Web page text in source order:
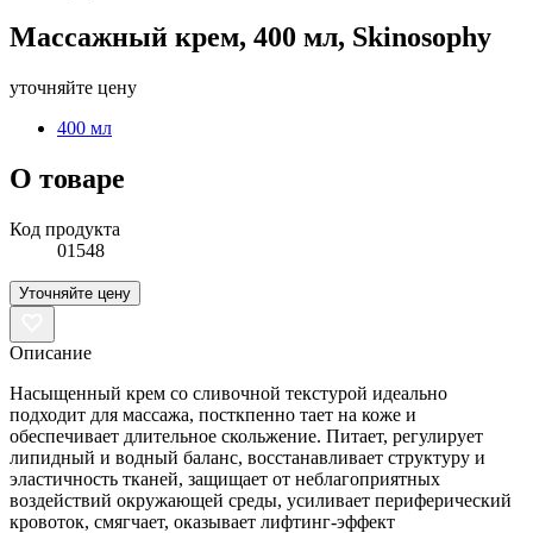
Массажный крем, 400 мл, Skinosophy
уточняйте цену
400 мл
О товаре
Код продукта
01548
Уточняйте цену
Описание
Насыщенный крем со сливочной текстурой идеально
подходит для массажа, посткпенно тает на коже и
обеспечивает длительное скольжение. Питает, регулирует
липидный и водный баланс, восстанавливает структуру и
эластичность тканей, защищает от неблагоприятных
воздействий окружающей среды, усиливает периферический
кровоток, смягчает, оказывает лифтинг-эффект